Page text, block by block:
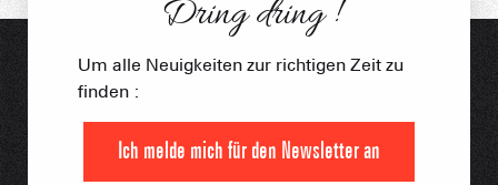
Dring dring !
Um alle Neuigkeiten zur richtigen Zeit zu
finden :
Ich melde mich für den Newsletter an